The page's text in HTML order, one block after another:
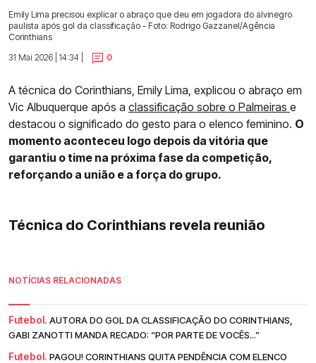
Emily Lima precisou explicar o abraço que deu em jogadora do alvinegro
paulista após gol da classificação - Foto: Rodrigo Gazzanel/Agência
Corinthians
31 Mai 2026 | 14:34 |
0
A técnica do Corinthians, Emily Lima, explicou o abraço em
Vic Albuquerque após a classificação sobre o Palmeiras e
destacou o significado do gesto para o elenco feminino. O
momento aconteceu logo depois da vitória que
garantiu o time na próxima fase da competição,
reforçando a união e a força do grupo.
Técnica do Corinthians revela reunião
NOTÍCIAS RELACIONADAS
Futebol. AUTORA DO GOL DA CLASSIFICAÇÃO DO CORINTHIANS,
GABI ZANOTTI MANDA RECADO: “POR PARTE DE VOCÊS...”
Futebol. PAGOU! CORINTHIANS QUITA PENDÊNCIA COM ELENCO